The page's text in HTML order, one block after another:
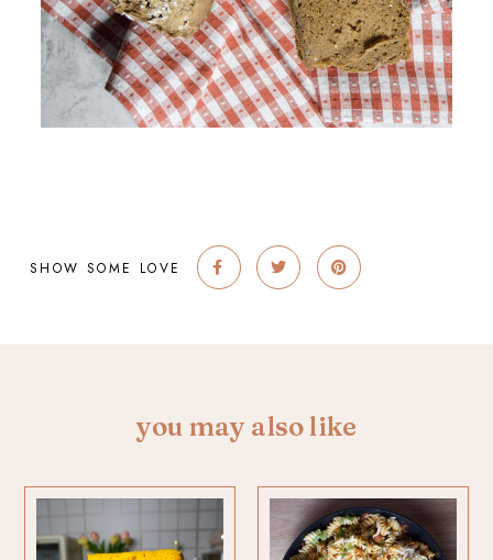
SHOW SOME LOVE
you may also like